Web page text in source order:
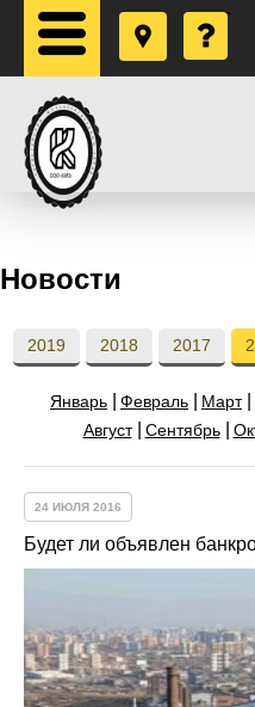
Новости
2019 2018 2017
Январь Февраль Март
Август
Сентябрь
24 ИЮЛЯ 2016
Будет ли объявлен